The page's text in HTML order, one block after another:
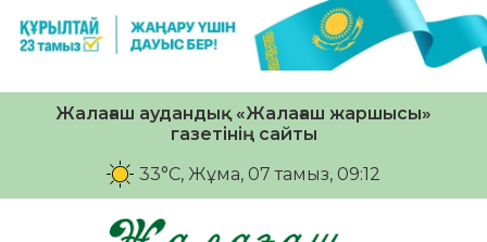
Жалағаш аудандық «Жалағаш жаршысы»
газетінің сайты
33°C, Жұма, 07 тамыз, 09:12